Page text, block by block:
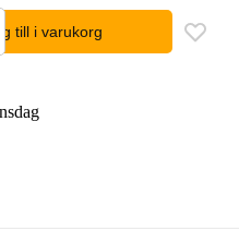
till i varukorg